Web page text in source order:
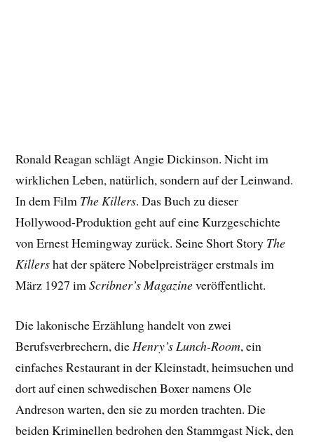
Ronald Reagan schlägt Angie Dickinson. Nicht im
wirklichen Leben, natürlich, sondern auf der Leinwand.
In dem Film The Killers. Das Buch zu dieser
Hollywood-Produktion geht auf eine Kurzgeschichte
von Ernest Hemingway zurück. Seine Short Story The
Killershat der spätere Nobelpreisträger erstmals im
März 1927 imScribner’s Magazineveröffentlicht.
Die lakonische Erzählung handelt von zwei
Berufsverbrechern, dieHenry’s Lunch-Room, ein
einfaches Restaurant in der Kleinstadt, heimsuchen und
dort auf einen schwedischen Boxer namens Ole
Andreson warten, den sie zu morden trachten. Die
beiden Kriminellen bedrohen den Stammgast Nick, den